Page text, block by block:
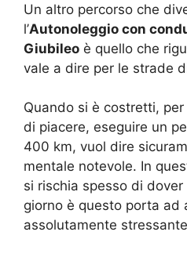
Un altro percorso che
l’Autonoleggio con
Giubileo è quello che
vale a dire per le strade
Quando si è costretti,
di piacere, eseguire un
400 km, vuol dire
mentale notevole. In
si rischia spesso di
giorno è questo porta ad
assolutamente